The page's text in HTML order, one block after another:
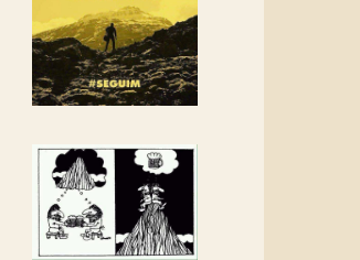
Rebem un diploma dels
Amics de Sant Aniol
d'Aguja
Els Centpeus estem
recuperació del refugi i de
l'entorn de Sant Aniol